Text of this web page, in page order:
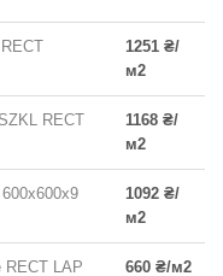
1251 ₴/
м2
RECT
1168 ₴/
м2
600x600x9
1092 ₴/
м2
RECT LAP 660 ₴/м2